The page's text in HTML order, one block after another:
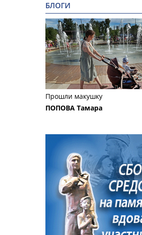
БЛОГИ
Прошли макушку
ПОПОВА Тамара